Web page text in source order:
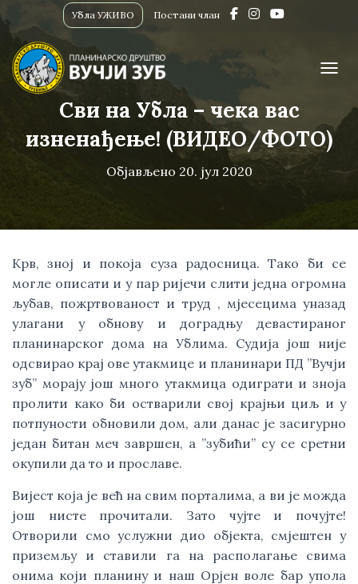
Убла УЖИВО Постани члан
Сви на Убла – чека вас
изненађење! (ВИДЕО/ФОТО)
Објављено 20. јул 2020
Крв, зној и покоја суза радосница. Тако би се
могле описати и у пар ријечи слити једна огромна
љубав, пожртвованост и труд , мјесецима уназад
улагани у обнову и доградњу девастираног
планинарског дома на Ублима. Судија још није
одсвирао крај ове утакмице и планинари ПД ”Вучји
зуб” морају још много утакмица одиграти и зноја
пролити како би остварили свој крајњи циљ и у
потпуности обновили дом, али данас је засигурно
један битан меч завршен, а ”зубићи” су се сретни
окупили да то и прославе.
Вијест која је већ на свим порталима, а ви је можда
још нисте прочитали. Зато чујте и почујте!
Отворили смо услужни дио објекта, смјештен у
приземљу и ставили га на располагање свима
онима који планину и наш Орјен воле бар упола